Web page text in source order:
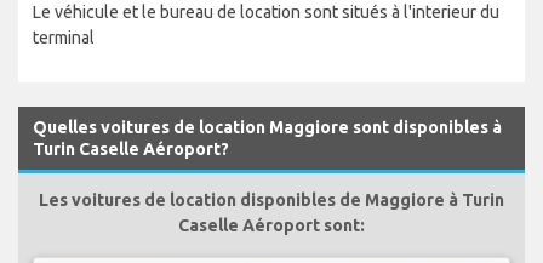
Le véhicule et le bureau de location sont situés à l'interieur du
terminal
Quelles voitures de location Maggiore sont disponibles à
Turin Caselle Aéroport?
Les voitures de location disponibles de Maggiore à Turin
Caselle Aéroport sont: